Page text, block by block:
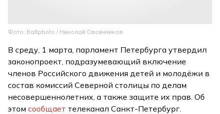
Фото: Baltphoto / Николай Овсянников
В среду, 1 марта, парламент Петербурга утвердил
законопроект, подразумевающий включение
членов Российского движения детей и молодёжи в
состав комиссий Северной столицы по делам
несовершеннолетних, а также защите их прав. Об
этомсообщает телеканал Санкт-Петербург.